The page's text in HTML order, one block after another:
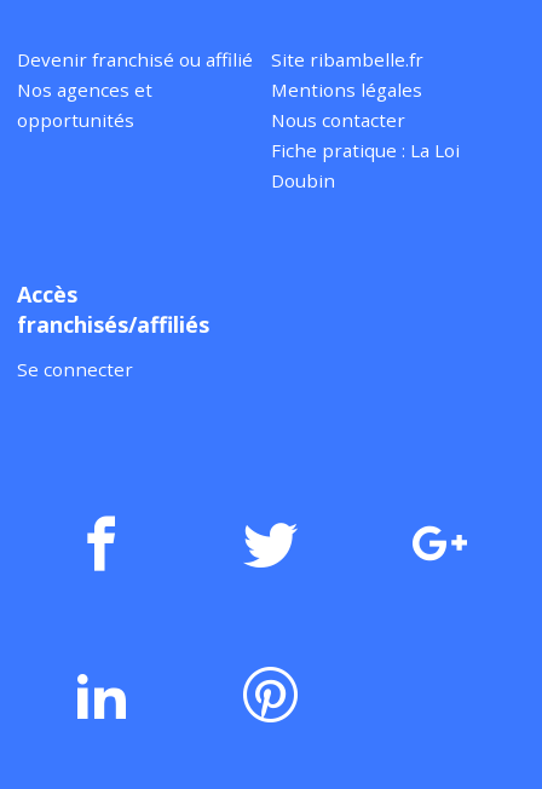
Devenir franchisé ou affilié
Nos agences et
opportunités
Site ribambelle.fr
Mentions légales
Nous contacter
Fiche pratique : La Loi
Doubin
Accès
franchisés/affiliés
Se connecter